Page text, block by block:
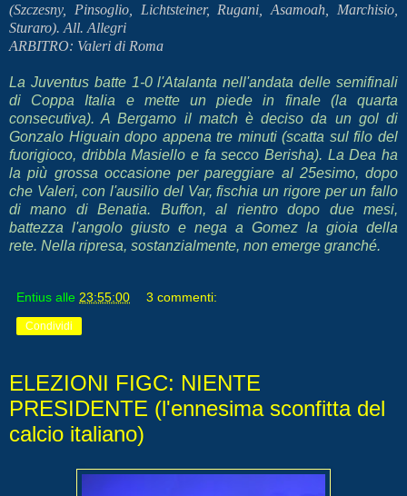
(Szczesny, Pinsoglio, Lichtsteiner, Rugani, Asamoah, Marchisio,
Sturaro). All. Allegri
ARBITRO: Valeri di Roma
La Juventus batte 1-0 l'Atalanta nell'andata delle semifinali
di Coppa Italia e mette un piede in finale (la quarta
consecutiva). A Bergamo il match è deciso da un gol di
Gonzalo Higuain dopo appena tre minuti (scatta sul filo del
fuorigioco, dribbla Masiello e fa secco Berisha). La Dea ha
la più grossa occasione per pareggiare al 25esimo, dopo
che Valeri, con l'ausilio del Var, fischia un rigore per un fallo
di mano di Benatia. Buffon, al rientro dopo due mesi,
battezza l'angolo giusto e nega a Gomez la gioia della
rete. Nella ripresa, sostanzialmente, non emerge granché.
Entius alle 23:55:00 3 commenti:
Condividi
ELEZIONI FIGC: NIENTE
PRESIDENTE (l'ennesima sconfitta del
calcio italiano)